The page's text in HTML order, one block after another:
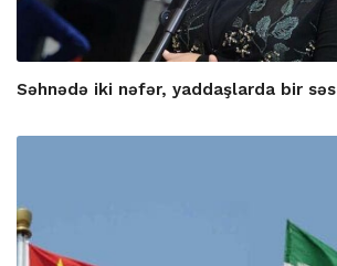
Səhnədə iki nəfər, yaddaşlarda bir səs